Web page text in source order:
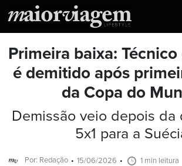
Primeira baixa: Técnico
é demitido após
da Copa do
Demissão veio depois da
5x1 para a
Por: Redação 15/06/2026 1 min leitura